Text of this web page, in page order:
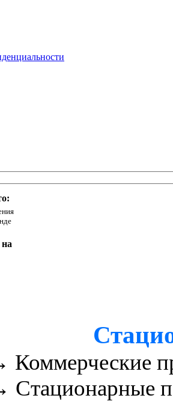
на
Коммерческие
Стационарные